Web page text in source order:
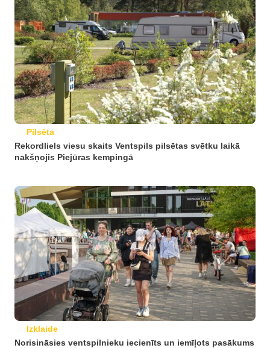
Pilsēta
Rekordliels viesu skaits Ventspils pilsētas svētku laikā
nakšņojis Piejūras kempingā
Izklaide
Norisināsies ventspilnieku iecienīts un iemīļots pasākums